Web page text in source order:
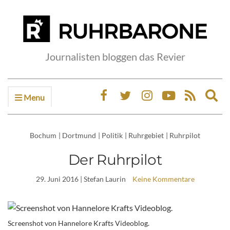
Journalisten bloggen das Revier
Menu
Bochum | Dortmund | Politik | Ruhrgebiet | Ruhrpilot
Der Ruhrpilot
29. Juni 2016| Stefan Laurin Keine Kommentare
Screenshot von Hannelore Krafts Videoblog.